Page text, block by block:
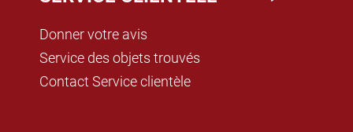
Donner votre avis
Service des objets trouvés
Contact Service clientèle